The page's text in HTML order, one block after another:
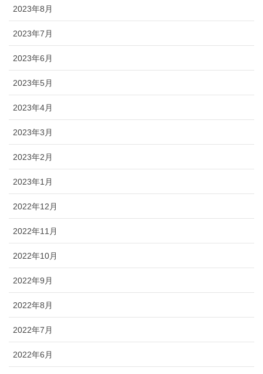
2023年8月
2023年7月
2023年6月
2023年5月
2023年4月
2023年3月
2023年2月
2023年1月
2022年12月
2022年11月
2022年10月
2022年9月
2022年8月
2022年7月
2022年6月